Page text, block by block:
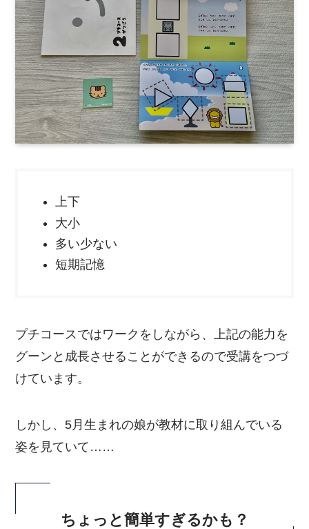
上下
大小
多い少ない
短期記憶
プチコースではワークをしながら、上記の能力を
グーンと成長させることができるので受講をつづ
けています。
しかし、5月生まれの娘が教材に取り組んでいる
姿を見ていて……
ちょっと簡単すぎるかも？